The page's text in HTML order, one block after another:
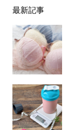
最新記事